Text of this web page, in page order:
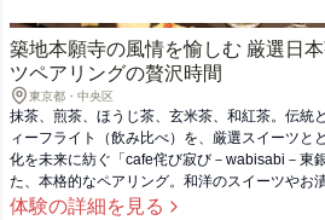
築地本願寺の風情を愉しむ 厳選日
ツペアリングの贅沢時間
東京都・中央区
抹茶、煎茶、ほうじ茶、玄米茶、和紅茶。伝統
ィーフライト（飲み比べ）を、厳選スイーツと
化を未来に紡ぐ「cafe侘び寂び－wabisabi－東
た、本格的なペアリング。和洋のスイーツやお
なたの味覚に新たな発見をもたらします。風情
体験の詳細を見る